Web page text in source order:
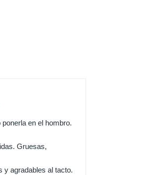
en el hombro.
Gruesas,
y agradables al tacto.